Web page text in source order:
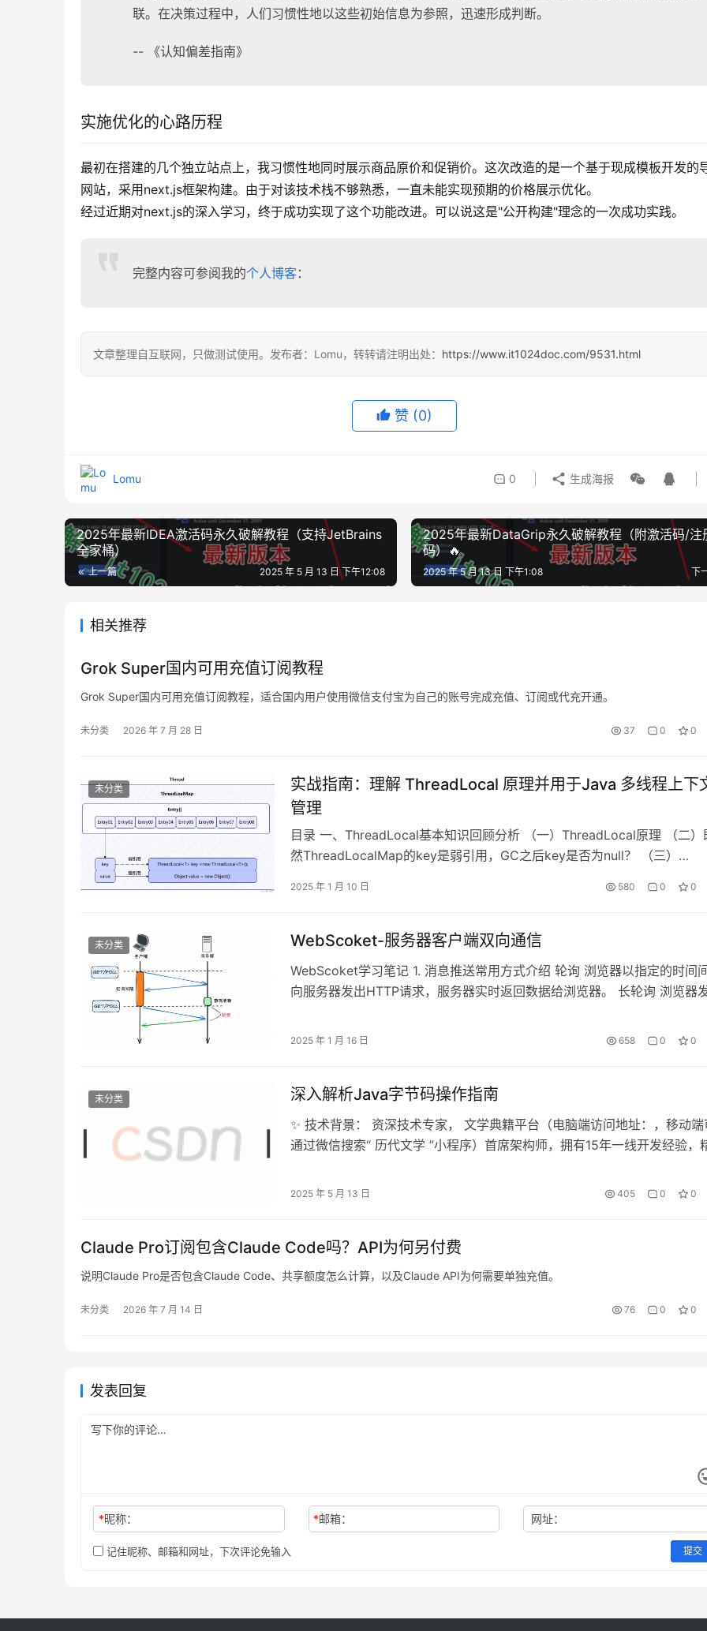
联。在决策过程中，人们习惯性地以这些初始信息为参照，迅速形成判断。
-- 《认知偏差指南》
实施优化的心路历程
最初在搭建的几个独立站点上，我习惯性地同时展示商品原价和促销价。这次改造的是一个基于现成模板开发的
网站，采用next.js框架构建。由于对该技术栈不够熟悉，一直未能实现预期的价格展示优化。
经过近期对next.js的深入学习，终于成功实现了这个功能改进。可以说这是"公开构建"理念的一次成功实践。
完整内容可参阅我的个人博客：
文章整理自互联网，只做测试使用。发布者：Lomu，转转请注明出处： https://www.it1024doc.com/9531.html
赞 (0)
Lomu 0 生成海报
2025年最新IDEA激活码永久破解教程（支持JetBrains
全家桶）
上一篇 2025 年 5 月 13 日 下午12:08
2025年最新DataGrip永久破解教程（附激活码/注
码）🔥
下
2025 年 5 月 13 日 下午1:08
相关推荐
Grok Super国内可用充值订阅教程
Grok Super国内可用充值订阅教程，适合国内用户使用微信支付宝为自己的账号完成充值、订阅或代充开通。
未分类 2026 年 7 月 28 日 37 0 0
未分类
实战指南：理解 ThreadLocal 原理并用于Java 多线程上下
管理
目录 一、ThreadLocal基本知识回顾分析 （一）ThreadLocal原理 （二）
然ThreadLocalMap的key是弱引用，GC之后key是否为null？ （三）
ThreadLocal.set()方法源码详解 ThreadLocalMap.get()方法详解 Th…
2025 年 1 月 10 日 580 0 0
未分类 WebScoket-服务器客户端双向通信
WebScoket学习笔记 1. 消息推送常用方式介绍 轮询 浏览器以指定的时间
向服务器发出HTTP请求，服务器实时返回数据给浏览器。 长轮询 浏览器
SSE server-sent-event：服务器发送事件 SSE是在服务器和客户端之间打
2025 年 1 月 16 日 658 0 0
未分类 深入解析Java字节码操作指南
✨ 技术背景： 资深技术专家， 文学典籍平台（电脑端访问地址：，移动端
通过微信搜索“ 历代文学 ”小程序）首席架构师，拥有15年一线开发经验，
系统，VMware虚拟化及云原生技术Docker/Kubernetes，持续关注技术
2025 年 5 月 13 日 405 0 0
Claude Pro订阅包含Claude Code吗？API为何另付费
说明Claude Pro是否包含Claude Code、共享额度怎么计算，以及Claude API为何需要单独充值。
未分类 2026 年 7 月 14 日 76 0 0
发表回复
*昵称： *邮箱： 网址：
记住昵称、邮箱和网址，下次评论免输入 提交